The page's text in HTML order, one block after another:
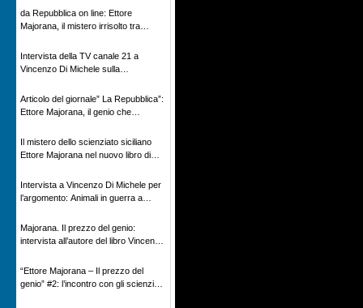
da Repubblica on line: Ettore
Majorana, il mistero irrisolto tra
Intervista della TV canale 21 a
Vincenzo Di Michele sulla
Articolo del giornale” La Repubblica”:
Ettore Majorana, il genio che
Il mistero dello scienziato siciliano
Ettore Majorana nel nuovo libro di
Adnkronos
Intervista a Vincenzo Di Michele per
l’argomento: Animali in guerra a
in onda su Espansione TV
Majorana. Il prezzo del genio:
intervista all’autore del libro Vincenzo
“Ettore Majorana ‒ Il prezzo del
genio” #2: l’incontro con gli scienziati